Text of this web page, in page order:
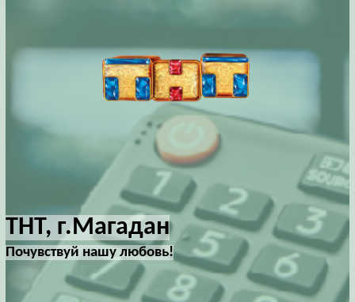
ТНТ, г.Магадан
Почувствуй нашу любовь!